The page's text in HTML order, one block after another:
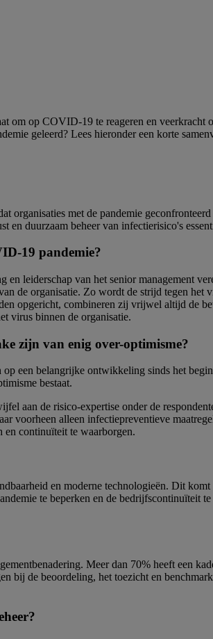
om op COVID-19 te reageren en
geleerd? Lees hieronder een korte
met de pandemie
en duurzaam beheer van infectierisico's
19 pandemie?
leiderschap van het senior management
de organisatie. Zo wordt de strijd tegen
opgericht, combineren zij vrijwel altijd de
virus binnen de organisatie.
zijn van enig over-optimisme?
een belangrijke ontwikkeling sinds het
bestaat.
aan de risico-expertise onder de
voorheen alleen infectiepreventieve
en continuïteit te waarborgen.
en moderne technologieën. Dit
te beperken en de bedrijfscontinuïteit
Meer dan 70% heeft een
de beoordeling, het toezicht en